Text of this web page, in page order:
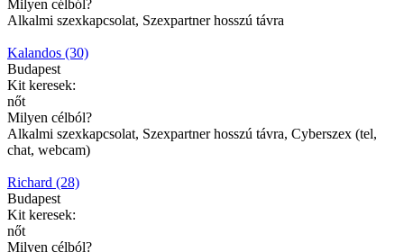
Milyen célból?
Alkalmi szexkapcsolat, Szexpartner hosszú távra
Kalandos (30)
Budapest
Kit keresek:
nőt
Milyen célból?
Alkalmi szexkapcsolat, Szexpartner hosszú távra, Cyberszex (tel,
chat, webcam)
Richard (28)
Budapest
Kit keresek:
nőt
Milyen célból?